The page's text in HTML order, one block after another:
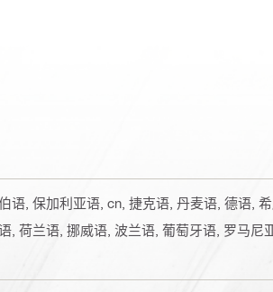
伯语, 保加利亚语, cn, 捷克语, 丹麦语, 德语,
, 荷兰语, 挪威语, 波兰语, 葡萄牙语, 罗马